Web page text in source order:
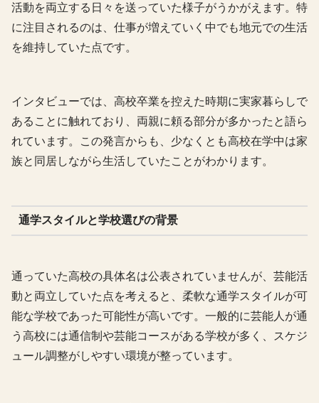
活動を両立する日々を送っていた様子がうかがえます。特
に注目されるのは、仕事が増えていく中でも地元での生活
を維持していた点です。
インタビューでは、高校卒業を控えた時期に実家暮らしで
あることに触れており、両親に頼る部分が多かったと語ら
れています。この発言からも、少なくとも高校在学中は家
族と同居しながら生活していたことがわかります。
通学スタイルと学校選びの背景
通っていた高校の具体名は公表されていませんが、芸能活
動と両立していた点を考えると、柔軟な通学スタイルが可
能な学校であった可能性が高いです。一般的に芸能人が通
う高校には通信制や芸能コースがある学校が多く、スケジ
ュール調整がしやすい環境が整っています。